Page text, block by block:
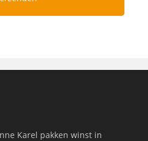
Karel pakken winst in